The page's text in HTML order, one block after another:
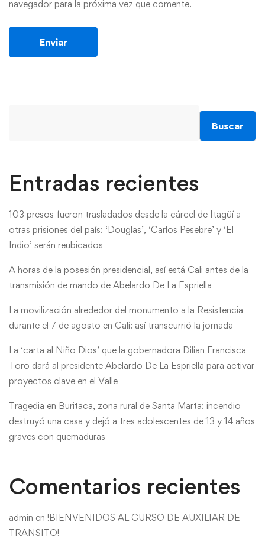
navegador para la próxima vez que comente.
Buscar
Entradas recientes
103 presos fueron trasladados desde la cárcel de Itagüí a
otras prisiones del país: ‘Douglas’, ‘Carlos Pesebre’ y ‘El
Indio’ serán reubicados
A horas de la posesión presidencial, así está Cali antes de la
transmisión de mando de Abelardo De La Espriella
La movilización alrededor del monumento a la Resistencia
durante el 7 de agosto en Cali: así transcurrió la jornada
La ‘carta al Niño Dios’ que la gobernadora Dilian Francisca
Toro dará al presidente Abelardo De La Espriella para activar
proyectos clave en el Valle
Tragedia en Buritaca, zona rural de Santa Marta: incendio
destruyó una casa y dejó a tres adolescentes de 13 y 14 años
graves con quemaduras
Comentarios recientes
admin en !BIENVENIDOS AL CURSO DE AUXILIAR DE
TRANSITO!